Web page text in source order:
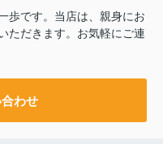
歩です。当店は、親身にお
ただきます。お気軽にご連
わせ